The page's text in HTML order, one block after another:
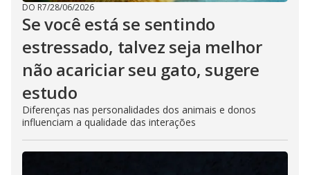
DO R7/28/06/2026
Se você está se sentindo
estressado, talvez seja melhor
não acariciar seu gato, sugere
estudo
Diferenças nas personalidades dos animais e donos
influenciam a qualidade das interações